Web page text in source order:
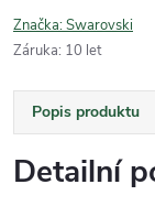
Značka:Swarovski
Záruka: 10 let
Popis produktu
Detailní